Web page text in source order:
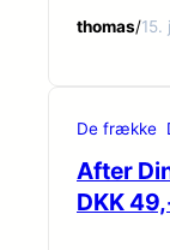
thomas/15.
De frække
After
DKK